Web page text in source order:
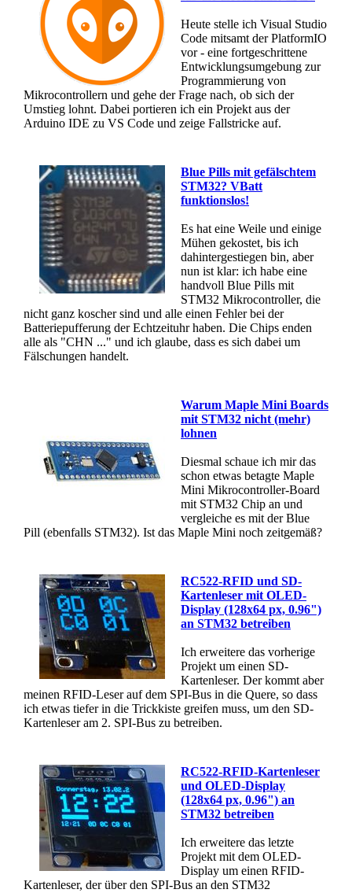
Heute stelle ich Visual Studio
Code mitsamt der PlatformIO
vor - eine fortgeschrittene
Entwicklungsumgebung zur
Programmierung von
Mikrocontrollern und gehe der Frage nach, ob sich der
Umstieg lohnt. Dabei portieren ich ein Projekt aus der
Arduino IDE zu VS Code und zeige Fallstricke auf.
Blue Pills mit gefälschtem
STM32? VBatt
funktionslos!
Es hat eine Weile und einige
Mühen gekostet, bis ich
dahintergestiegen bin, aber
nun ist klar: ich habe eine
handvoll Blue Pills mit
STM32 Mikrocontroller, die
nicht ganz koscher sind und alle einen Fehler bei der
Batteriepufferung der Echtzeituhr haben. Die Chips enden
alle als "CHN ..." und ich glaube, dass es sich dabei um
Fälschungen handelt.
Warum Maple Mini Boards
mit STM32 nicht (mehr)
lohnen
Diesmal schaue ich mir das
schon etwas betagte Maple
Mini Mikrocontroller-Board
mit STM32 Chip an und
vergleiche es mit der Blue
Pill (ebenfalls STM32). Ist das Maple Mini noch zeitgemäß?
RC522-RFID und SD-
Kartenleser mit OLED-
Display (128x64 px, 0.96")
an STM32 betreiben
Ich erweitere das vorherige
Projekt um einen SD-
Kartenleser. Der kommt aber
meinen RFID-Leser auf dem SPI-Bus in die Quere, so dass
ich etwas tiefer in die Trickkiste greifen muss, um den SD-
Kartenleser am 2. SPI-Bus zu betreiben.
RC522-RFID-Kartenleser
und OLED-Display
(128x64 px, 0.96") an
STM32 betreiben
Ich erweitere das letzte
Projekt mit dem OLED-
Display um einen RFID-
Kartenleser, der über den SPI-Bus an den STM32